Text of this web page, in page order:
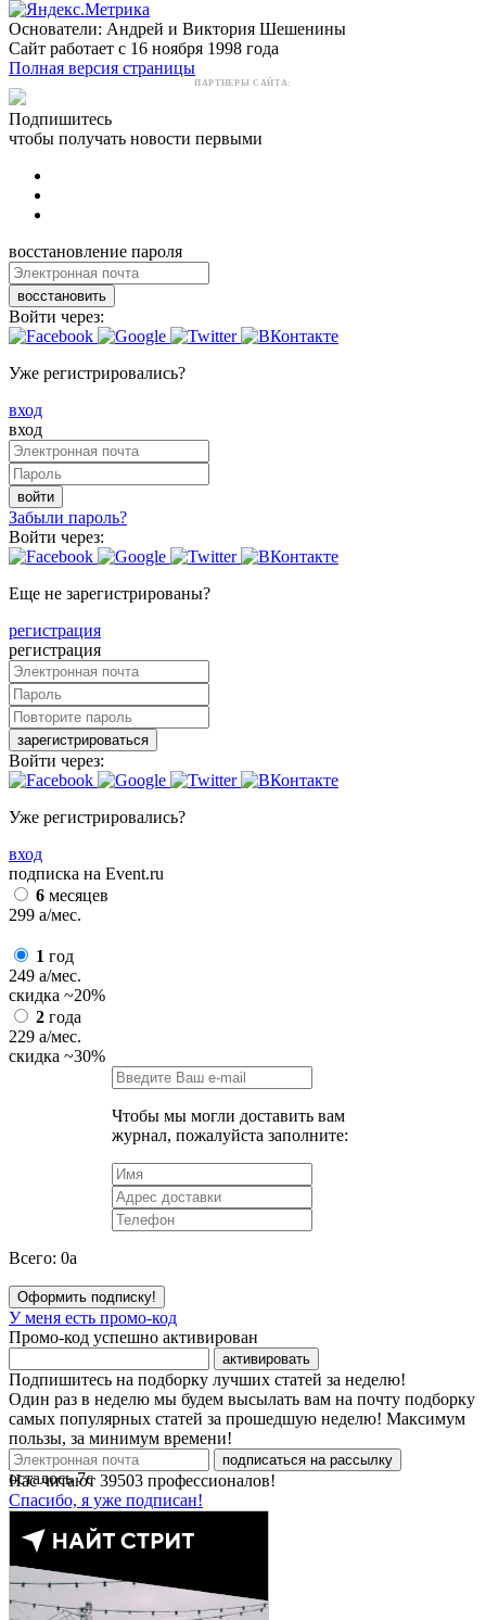
Основатели: Андрей и Виктория Шешенины
Сайт работает с 16 ноября 1998 года
Полная версия страницы
ПАРТНЕРЫ САЙТА:
Подпишитесь
чтобы получать новости первыми
восстановление пароля
восстановить
Войти через:
Уже регистрировались?
вход
вход
войти
Забыли пароль?
Войти через:
Еще не зарегистрированы?
регистрация
регистрация
зарегистрироваться
Войти через:
Уже регистрировались?
вход
подписка на Event.ru
6 месяцев
299 a/мес.
1 год
249 a/мес.
скидка ~20%
2 года
229 a/мес.
скидка ~30%
Чтобы мы могли доставить вам
журнал, пожалуйста заполните:
Всего: 0a
Оформить подписку!
У меня есть промо-код
Промо-код успешно активирован
активировать
Подпишитесь на подборку лучших статей за неделю!
Один раз в неделю мы будем высылать вам на почту подборку
самых популярных статей за прошедшую неделю! Максимум
пользы, за минимум времени!
подписаться на рассылку
Нас читают 39503 профессионалов!
Спасибо, я уже подписан!
осталось7с